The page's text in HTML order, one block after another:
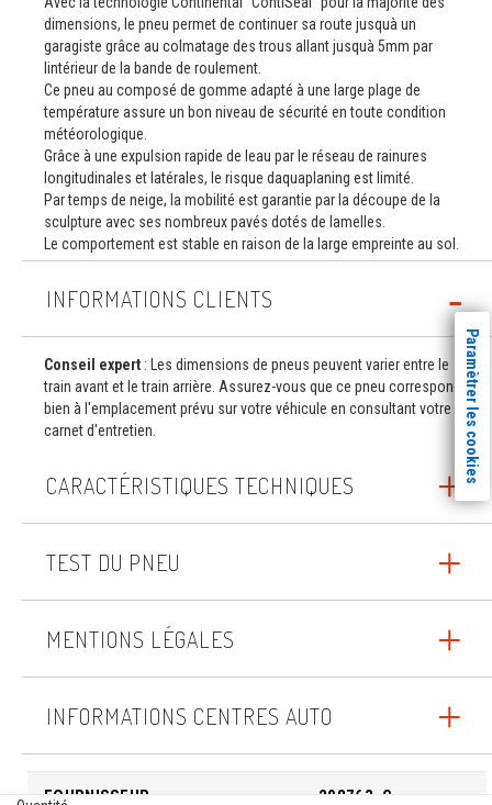
dimensions, le pneu permet de continuer sa route jusquà un
garagiste grâce au colmatage des trous allant jusquà 5mm par
lintérieur de la bande de roulement.
Ce pneu au composé de gomme adapté à une large plage de
température assure un bon niveau de sécurité en toute condition
météorologique.
Grâce à une expulsion rapide de leau par le réseau de rainures
longitudinales et latérales, le risque daquaplaning est limité.
Par temps de neige, la mobilité est garantie par la découpe de la
sculpture avec ses nombreux pavés dotés de lamelles.
Le comportement est stable en raison de la large empreinte au sol.
INFORMATIONS CLIENTS
Conseil expert : Les dimensions de pneus peuvent varier entre le
train avant et le train arrière. Assurez-vous que ce pneu correspond
bien à l'emplacement prévu sur votre véhicule en consultant votre
carnet d'entretien.
CARACTÉRISTIQUES TECHNIQUES
TEST DU PNEU
MENTIONS LÉGALES
INFORMATIONS CENTRES AUTO
FOURNISSEUR 208763_C
Paramètrer les cookies